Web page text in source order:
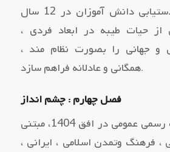
هاي پایه ، زمینه دستیابی دانش آموزان در 12 سال
از حیات طیبه در ابعاد فردي ،
و جهانی را بصورت نظام مند ،
همگانی و عادلانه فراهم سازد.
فصل چهارم : چشم انداز
نظام تعلیم و تربیت رسمی عمومی در افق 1404، مبتنی
، فرهنگ وتمدن اسلامی ، ایرانی ،